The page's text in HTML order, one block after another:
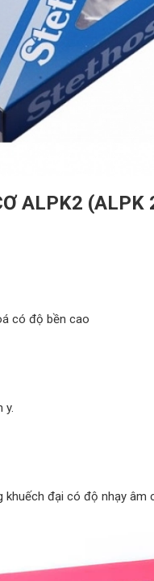
ALPK2 (ALPK
có độ bền cao
y.
khuếch đại có độ nhạy âm